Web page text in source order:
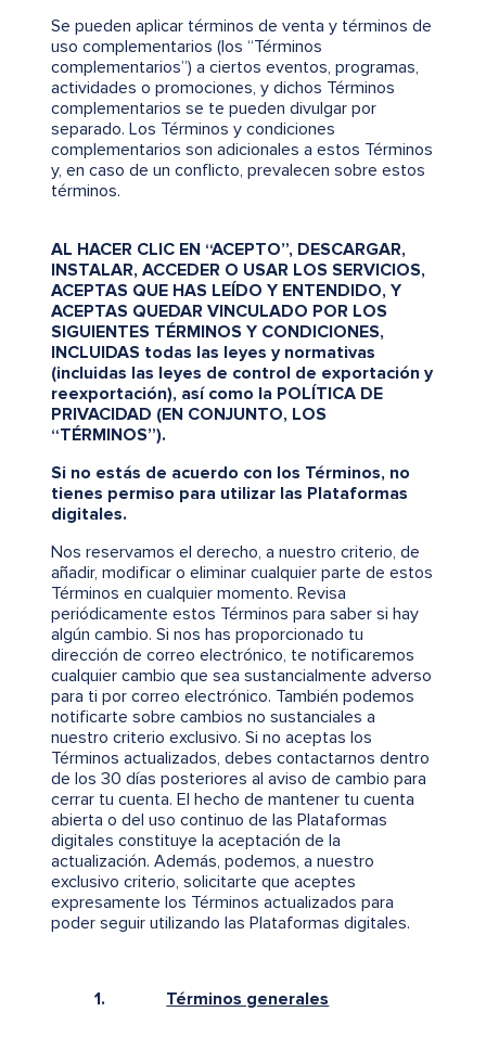
Se pueden aplicar términos de venta y términos de
uso complementarios (los “Términos
complementarios”) a ciertos eventos, programas,
actividades o promociones, y dichos Términos
complementarios se te pueden divulgar por
separado. Los Términos y condiciones
complementarios son adicionales a estos Términos
y, en caso de un conflicto, prevalecen sobre estos
términos.
AL HACER CLIC EN “ACEPTO”, DESCARGAR,
INSTALAR, ACCEDER O USAR LOS SERVICIOS,
ACEPTAS QUE HAS LEÍDO Y ENTENDIDO, Y
ACEPTAS QUEDAR VINCULADO POR LOS
SIGUIENTES TÉRMINOS Y CONDICIONES,
INCLUIDAS todas las leyes y normativas
(incluidas las leyes de control de exportación y
reexportación), así como la POLÍTICA DE
PRIVACIDAD (EN CONJUNTO, LOS
“TÉRMINOS”).
Si no estás de acuerdo con los Términos, no
tienes permiso para utilizar las Plataformas
digitales.
Nos reservamos el derecho, a nuestro criterio, de
añadir, modificar o eliminar cualquier parte de estos
Términos en cualquier momento. Revisa
periódicamente estos Términos para saber si hay
algún cambio. Si nos has proporcionado tu
dirección de correo electrónico, te notificaremos
cualquier cambio que sea sustancialmente adverso
para ti por correo electrónico. También podemos
notificarte sobre cambios no sustanciales a
nuestro criterio exclusivo. Si no aceptas los
Términos actualizados, debes contactarnos dentro
de los 30 días posteriores al aviso de cambio para
cerrar tu cuenta. El hecho de mantener tu cuenta
abierta o del uso continuo de las Plataformas
digitales constituye la aceptación de la
actualización. Además, podemos, a nuestro
exclusivo criterio, solicitarte que aceptes
expresamente los Términos actualizados para
poder seguir utilizando las Plataformas digitales.
1. Términos generales